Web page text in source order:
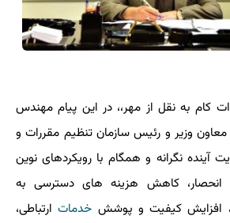
کام به نقل از مهر،، در این پیام مهندس
وزیر و رئیس سازمان تنظیم مقررات و
آینده نگرانه و همگام با رویکردهای نوین
کاهش هزینه های دسترسی به
افزایش کیفیت و پوشش خدماتارتباطی،